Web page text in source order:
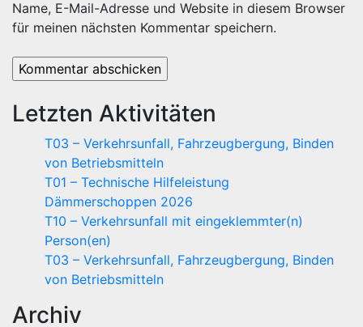
Name, E-Mail-Adresse und Website in diesem Browser
für meinen nächsten Kommentar speichern.
Letzten Aktivitäten
T03 – Verkehrsunfall, Fahrzeugbergung, Binden
von Betriebsmitteln
T01 – Technische Hilfeleistung
Dämmerschoppen 2026
T10 – Verkehrsunfall mit eingeklemmter(n)
Person(en)
T03 – Verkehrsunfall, Fahrzeugbergung, Binden
von Betriebsmitteln
Archiv